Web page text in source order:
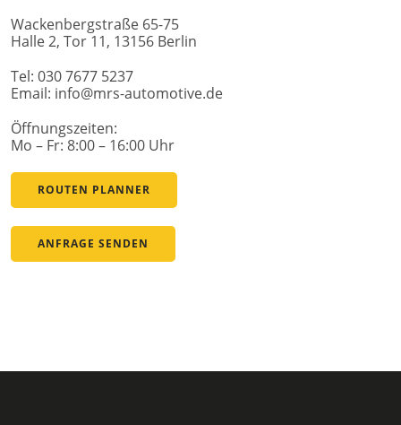
Wackenbergstraße 65-75
Halle 2, Tor 11, 13156 Berlin
Tel: 030 7677 5237
Email: info@mrs-automotive.de
Öffnungszeiten:
Mo – Fr: 8:00 – 16:00 Uhr
ROUTEN PLANNER
ANFRAGE SENDEN